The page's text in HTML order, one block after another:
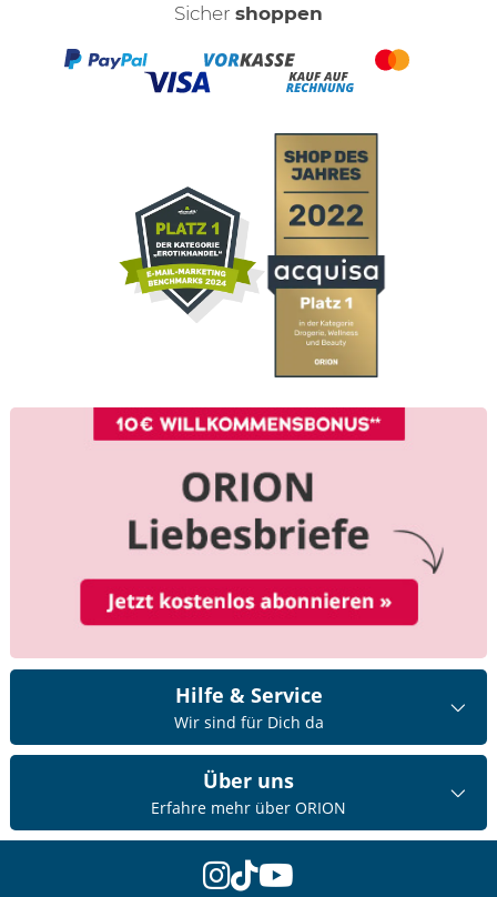
Sicher shoppen
Hilfe & Service
Wir sind für Dich da
Über uns
Erfahre mehr über ORION
instagram
tiktok
youtube